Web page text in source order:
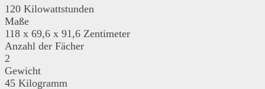
120 Kilowattstunden
Maße
118 x 69,6 x 91,6 Zentimeter
Anzahl der Fächer
2
Gewicht
45 Kilogramm